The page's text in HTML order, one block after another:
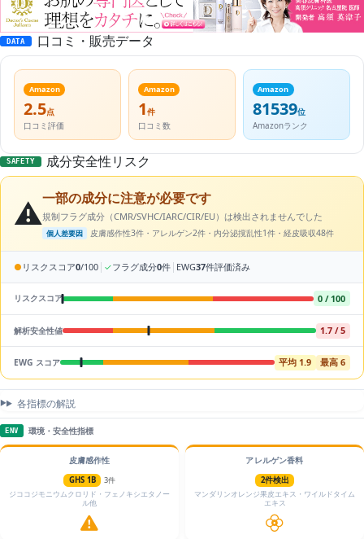
DATA 口コミ・販売データ
Amazon
2.5点
口コミ評価
Amazon
1件
口コミ数
Amazon
81539位
Amazonランク
SAFETY 成分安全性リスク
⚠️一部の成分に注意が必要です
規制フラグ成分（CMR/SVHC/IARC/CIR/EU）は検出されませんでした
個人差要因 皮膚感作性3件・アレルゲン2件・内分泌撹乱性1件・経皮吸収48件
● リスクスコア0/100 | ✓フラグ成分0件 | EWG37件評価済み
リスクスコア 0 / 100
解析安全性値 1.7 / 5
EWG スコア 平均 1.9 最高 6
各指標の解説
ENV 環境・安全性指標
皮膚感作性
GHS 1B
3件
ジココジモニウムクロリド・フェノキシエタノー
ル他
アレルゲン香料
2件検出
マンダリンオレンジ果皮エキス・ワイルドタイム
エキス